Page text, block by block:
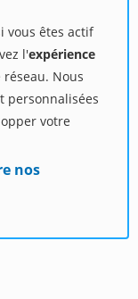
vous êtes actif
l'expérience
Nous
personnalisées
votre
nos